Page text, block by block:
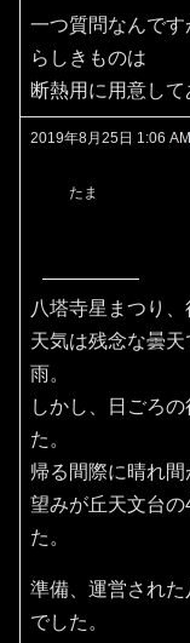
一つ質問なんで
らしきものは
断熱用に用意し
2019年8月25日 1:06 AM
たま
八塔寺星まつり、
天気は残念な曇
雨。
しかし、日ごろ
た。
帰る間際に晴れ間
望みが丘天文台
た。
準備、運営され
でした。